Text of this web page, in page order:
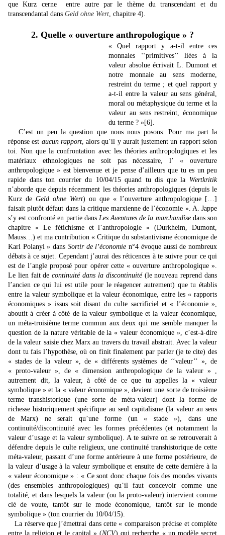
que Kurz cerne entre autre par le thème du transcendant et du
transcendantal dans Geld ohne Wert, chapitre 4).
2. Quelle « ouverture anthropologique » ?
« Quel rapport y a-t-il entre ces
monnaies ‘‘primitives’’ liées à la
valeur absolue écrivait L. Dumont et
notre monnaie au sens moderne,
restreint du terme ; et quel rapport y
a-t-il entre la valeur au sens général,
moral ou métaphysique du terme et la
valeur au sens restreint, économique
du terme ? »[6] .
C’est un peu la question que nous nous posons. Pour ma part la
réponse est aucun rapport, alors qu’il y aurait justement un rapport selon
toi. Non que la confrontation avec les théories anthropologiques et les
matériaux ethnologiques ne soit pas nécessaire, l’ « ouverture
anthropologique » est bienvenue et je pense d’ailleurs que tu es un peu
rapide dans ton courrier du 10/04/15 quand tu dis que la Wertkritik
n’aborde que depuis récemment les théories anthropologiques (depuis le
Kurz de Geld ohne Wert) ou que « l’ouverture anthropologique […]
faisait plutôt défaut dans la critique marxienne de l’économie ». A. Jappe
s’y est confronté en partie dans Les Aventures de la marchandisedans son
chapitre « Le fétichisme et l’anthropologie » (Durkheim, Dumont,
Mauss…) et ma contribution « Critique du substantivisme économique de
Karl Polanyi » dans Sortir de l’économie n°4 évoque aussi de nombreux
débats à ce sujet. Cependant j’aurai des réticences à te suivre pour ce qui
est de l’angle proposé pour opérer cette « ouverture anthropologique ».
Le lien fait decontinuité dans la discontinuité(le nouveau reprend dans
l’ancien ce qui lui est utile pour le réagencer autrement) que tu établis
entre la valeur symbolique et la valeur économique, entre les « rapports
économiques » issus soit disant du culte sacrificiel et « l’économie »,
aboutit à créer à côté de la valeur symbolique et la valeur économique,
un méta-troisième terme commun aux deux qui me semble manquer la
question de la nature véritable de la « valeur économique », c’est-à-dire
de la valeur saisie chez Marx au travers du travail abstrait. Avec la valeur
dont tu fais l’hypothèse, où on finit finalement par parler (je te cite) des
« stades de la valeur », de « différents systèmes de ‘‘valeur’’ », de
« proto-valeur », de « dimension anthropologique de la valeur » ,
autrement dit, la valeur, à côté de ce que tu appelles la « valeur
symbolique » et la « valeur économique », devient une sorte de troisième
terme transhistorique (une sorte de méta-valeur) dont la forme de
richesse historiquement spécifique au seul capitalisme (la valeur au sens
de Marx) ne serait qu’une forme (un « stade »), dans une
continuité/discontinuité avec les formes précédentes (et notamment la
valeur d’usage et la valeur symbolique). A te suivre on se retrouverait à
défendre depuis le culte religieux, une continuité transhistorique de cette
méta-valeur, passant d’une forme antérieure à une forme postérieure, de
la valeur d’usage à la valeur symbolique et ensuite de cette dernière à la
« valeur économique » : « Ce sont donc chaque fois des mondes vivants
(des ensembles anthropologiques) qu’il faut concevoir comme une
totalité, et dans lesquels la valeur (ou la proto-valeur) intervient comme
clé de voute, tantôt sur le mode économique, tantôt sur le monde
symbolique » (ton courrier du 10/04/15).
La réserve que j’émettrai dans cette « comparaison précise et complète
entre la religion et le capital » (NCV) qui recherche « un modèle secret